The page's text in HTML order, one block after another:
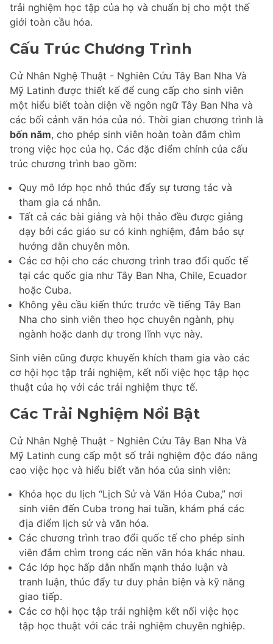
trải nghiệm học tập của họ và chuẩn bị cho một thế
giới toàn cầu hóa.
Cấu Trúc Chương Trình
Cử Nhân Nghệ Thuật - Nghiên Cứu Tây Ban Nha Và
Mỹ Latinh được thiết kế để cung cấp cho sinh viên
một hiểu biết toàn diện về ngôn ngữ Tây Ban Nha và
các bối cảnh văn hóa của nó. Thời gian chương trình là
bốn năm, cho phép sinh viên hoàn toàn đắm chìm
trong việc học của họ. Các đặc điểm chính của cấu
trúc chương trình bao gồm:
Quy mô lớp học nhỏ thúc đẩy sự tương tác và
tham gia cá nhân.
Tất cả các bài giảng và hội thảo đều được giảng
dạy bởi các giáo sư có kinh nghiệm, đảm bảo sự
hướng dẫn chuyên môn.
Các cơ hội cho các chương trình trao đổi quốc tế
tại các quốc gia như Tây Ban Nha, Chile, Ecuador
hoặc Cuba.
Không yêu cầu kiến thức trước về tiếng Tây Ban
Nha cho sinh viên theo học chuyên ngành, phụ
ngành hoặc danh dự trong lĩnh vực này.
Sinh viên cũng được khuyến khích tham gia vào các
cơ hội học tập trải nghiệm, kết nối việc học tập học
thuật của họ với các trải nghiệm thực tế.
Các Trải Nghiệm Nổi Bật
Cử Nhân Nghệ Thuật - Nghiên Cứu Tây Ban Nha Và
Mỹ Latinh cung cấp một số trải nghiệm độc đáo nâng
cao việc học và hiểu biết văn hóa của sinh viên:
Khóa học du lịch “Lịch Sử và Văn Hóa Cuba,” nơi
sinh viên đến Cuba trong hai tuần, khám phá các
địa điểm lịch sử và văn hóa.
Các chương trình trao đổi quốc tế cho phép sinh
viên đắm chìm trong các nền văn hóa khác nhau.
Các lớp học hấp dẫn nhấn mạnh thảo luận và
tranh luận, thúc đẩy tư duy phản biện và kỹ năng
giao tiếp.
Các cơ hội học tập trải nghiệm kết nối việc học
tập học thuật với các trải nghiệm chuyên nghiệp.